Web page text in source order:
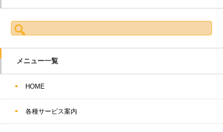
検索:
メニュー一覧
HOME
各種サービス案内